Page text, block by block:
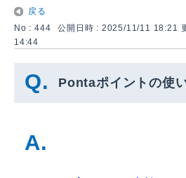
戻る
No : 444
公開日時 : 2025/11/11 18:21
14:44
Pontaポイントの使